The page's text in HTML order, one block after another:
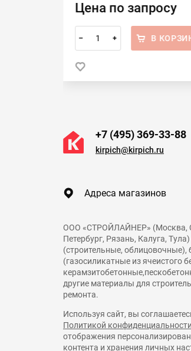
Цена по запросу
– + В
+7 (495) 369-33-88
kirpich@kirpich.ru
Адреса магазинов
ООО «СТРОЙЛАЙНЕР» (Москва,
Петербург, Рязань, Калуга,
(строительные, облицовочные),
(газосиликатные из ячеистого
другие материалы для
ремонта.
Используя сайт, вы
Политикой конфиденциальности
отображения
контента и хранения личных